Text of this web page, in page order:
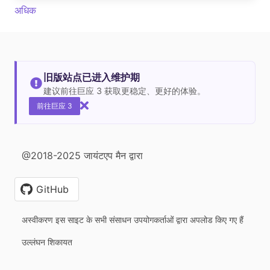
अधिक
旧版站点已进入维护期
建议前往巨应 3 获取更稳定、更好的体验。
前往巨应 3
@2018-2025 जायंटएप मैन द्वारा
GitHub
अस्वीकरण इस साइट के सभी संसाधन उपयोगकर्ताओं द्वारा अपलोड किए गए हैं
उल्लंघन शिकायत